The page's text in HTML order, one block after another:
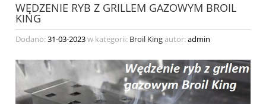
WĘDZENIE RYB Z GRILLEM GAZOWYM BROIL
KING
Dodano:31-03-2023w kategorii: Broil Kingautor:admin